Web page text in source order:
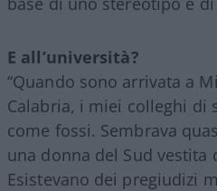
E all’università?
“Quando sono arrivata a
Calabria, i miei colleghi di
come fossi. Sembrava
una donna del Sud vestita
Esistevano dei pregiudizi